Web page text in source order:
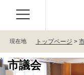
頭
で
飛
ば
現在地 トップページ >
市議会